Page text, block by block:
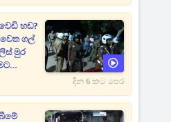
හඬ?
ගල්
මුර
දින 6 කට පෙර